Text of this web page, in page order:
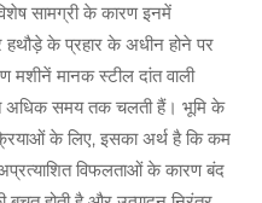
सामग्री के कारण इनमें
हथौड़े के प्रहार के अधीन होने पर
मशीनें मानक स्टील दांत वाली
अधिक समय तक चलती हैं। भूमि के
के लिए, इसका अर्थ है कि कम
विफलताओं के कारण बंद